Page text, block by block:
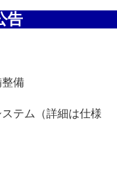
告
備
テム（詳細は仕様